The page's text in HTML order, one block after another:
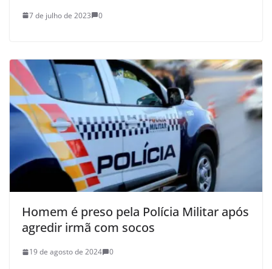
7 de julho de 2023 0
Homem é preso pela Polícia Militar após
agredir irmã com socos
19 de agosto de 2024 0